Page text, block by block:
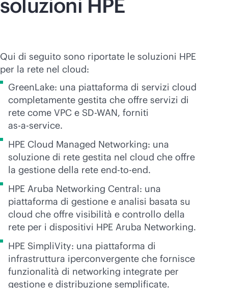
soluzioni HPE
Qui di seguito sono riportate le soluzioni HPE
per la rete nel cloud:
GreenLake: una piattaforma di servizi cloud
completamente gestita che offre servizi di
rete come VPC e SD-WAN, forniti
as-a-service.
HPE Cloud Managed Networking: una
soluzione di rete gestita nel cloud che offre
la gestione della rete end-to-end.
HPE Aruba Networking Central: una
piattaforma di gestione e analisi basata su
cloud che offre visibilità e controllo della
rete per i dispositivi HPE Aruba Networking.
HPE SimpliVity: una piattaforma di
infrastruttura iperconvergente che fornisce
funzionalità di networking integrate per
gestione e distribuzione semplificate.